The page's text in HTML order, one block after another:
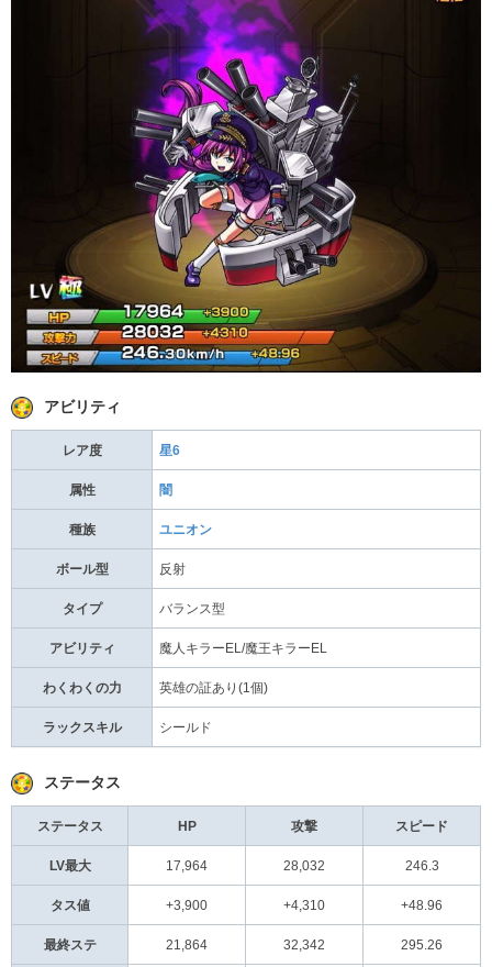
アビリティ
レア度 星6
属性 闇
種族 ユニオン
ボール型 反射
タイプ バランス型
アビリティ 魔人キラーEL/魔王キラーEL
わくわくの力 英雄の証あり(1個)
ラックスキル シールド
ステータス
ステータス HP 攻撃 スピード
LV最大 17,964 28,032 246.3
タス値 +3,900 +4,310 +48.96
最終ステ 21,864 32,342 295.26